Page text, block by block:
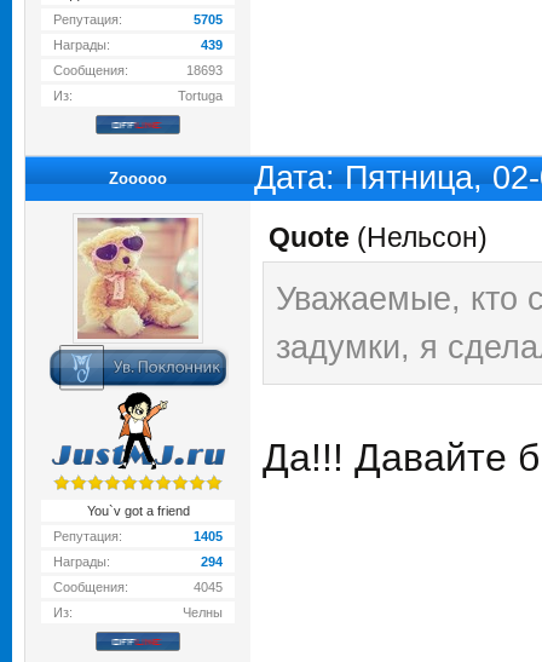
Репутация:
5705
Награды:
439
Сообщения:
18693
Из:
Tortuga
Zooooo Дата: Пятница,
You`v got a friend
Репутация:
1405
Награды:
294
Сообщения:
4045
Из:
Челны
Quote (Нельсон)
Уважаемые, кто
задумки, я
Да!!! Давайте